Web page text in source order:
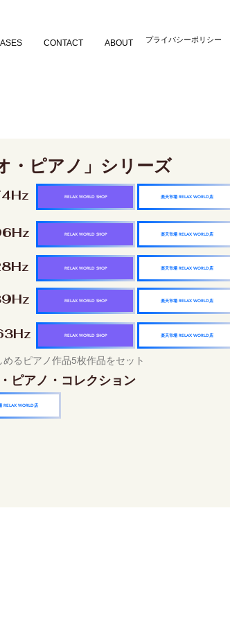
CONTACT ABOUT ​プライバシーポリシー
・ピアノ」シリーズ
楽天市場 RELAX WORLD店
RELAX WORLD SHOP
楽天市場 RELAX WORLD店
RELAX WORLD SHOP
楽天市場 RELAX WORLD店
RELAX WORLD SHOP
楽天市場 RELAX WORLD店
RELAX WORLD SHOP
楽天市場 RELAX WORLD店
RELAX WORLD SHOP
るピアノ作品5枚作品をセット
ピアノ・コレクション
RELAX WORLD店